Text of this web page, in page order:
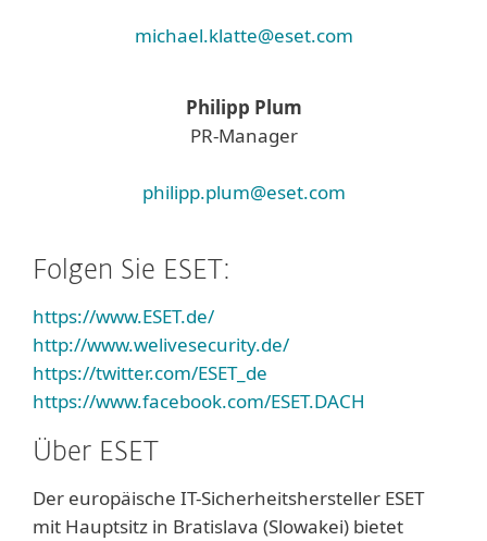
michael.klatte@eset.com
Philipp Plum
PR-Manager
philipp.plum@eset.com
Folgen Sie ESET:
https://www.ESET.de/
http://www.welivesecurity.de/
https://twitter.com/ESET_de
https://www.facebook.com/ESET.DACH
Über ESET
Der europäische IT-Sicherheitshersteller ESET
mit Hauptsitz in Bratislava (Slowakei) bietet